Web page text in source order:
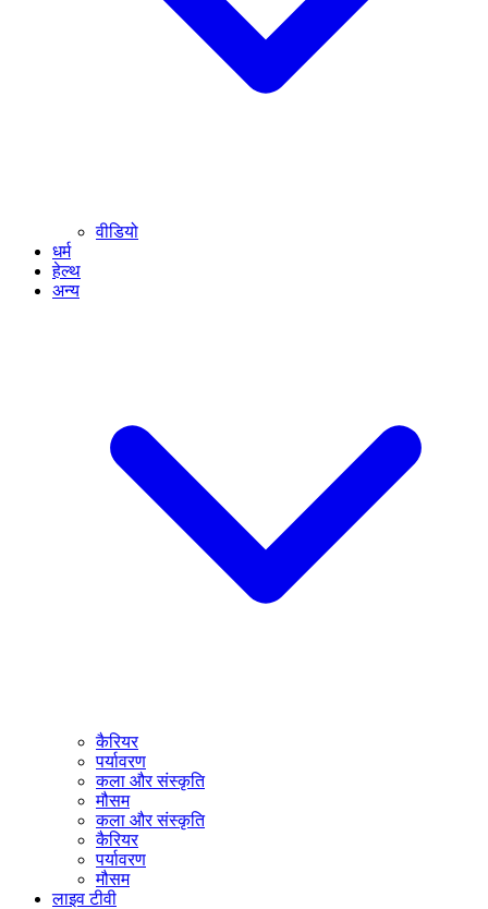
वीडियो
धर्म
हेल्थ
अन्य
कैरियर
पर्यावरण
कला और संस्कृति
मौसम
कला और संस्कृति
कैरियर
पर्यावरण
मौसम
लाइव टीवी